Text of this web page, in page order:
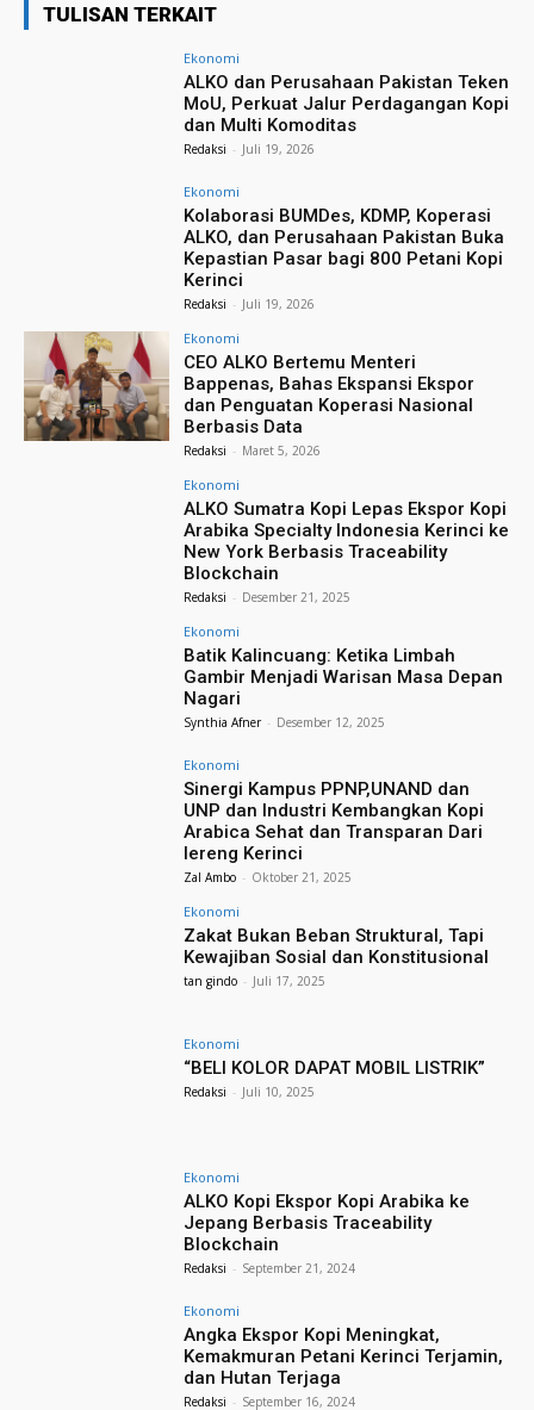
TULISAN TERKAIT
Ekonomi
ALKO dan Perusahaan Pakistan Teken
MoU, Perkuat Jalur Perdagangan Kopi
dan Multi Komoditas
Redaksi - Juli 19, 2026
Ekonomi
Kolaborasi BUMDes, KDMP, Koperasi
ALKO, dan Perusahaan Pakistan Buka
Kepastian Pasar bagi 800 Petani Kopi
Kerinci
Redaksi - Juli 19, 2026
Ekonomi
CEO ALKO Bertemu Menteri
Bappenas, Bahas Ekspansi Ekspor
dan Penguatan Koperasi Nasional
Berbasis Data
Redaksi - Maret 5, 2026
Ekonomi
ALKO Sumatra Kopi Lepas Ekspor Kopi
Arabika Specialty Indonesia Kerinci ke
New York Berbasis Traceability
Blockchain
Redaksi - Desember 21, 2025
Ekonomi
Batik Kalincuang: Ketika Limbah
Gambir Menjadi Warisan Masa Depan
Nagari
Synthia Afner - Desember 12, 2025
Ekonomi
Sinergi Kampus PPNP,UNAND dan
UNP dan Industri Kembangkan Kopi
Arabica Sehat dan Transparan Dari
lereng Kerinci
Zal Ambo - Oktober 21, 2025
Ekonomi
Zakat Bukan Beban Struktural, Tapi
Kewajiban Sosial dan Konstitusional
tan gindo - Juli 17, 2025
Ekonomi
“BELI KOLOR DAPAT MOBIL LISTRIK”
Redaksi - Juli 10, 2025
Ekonomi
ALKO Kopi Ekspor Kopi Arabika ke
Jepang Berbasis Traceability
Blockchain
Redaksi - September 21, 2024
Ekonomi
Angka Ekspor Kopi Meningkat,
Kemakmuran Petani Kerinci Terjamin,
dan Hutan Terjaga
Redaksi - September 16, 2024